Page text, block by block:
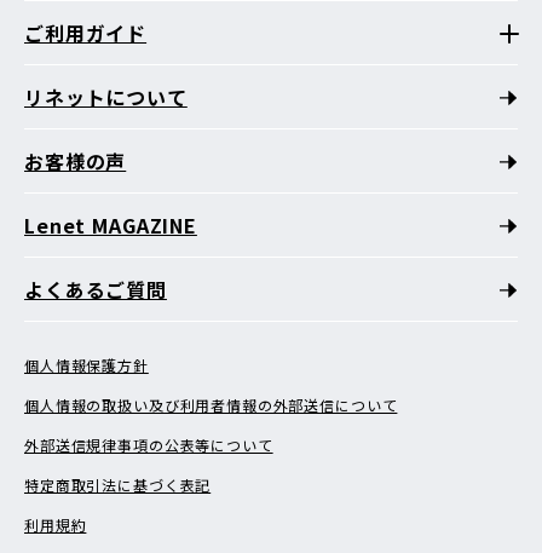
ご利用ガイド
リネットについて
お客様の声
Lenet MAGAZINE
よくあるご質問
個人情報保護方針
個人情報の取扱い及び利用者情報の外部送信について
外部送信規律事項の公表等について
特定商取引法に基づく表記
利用規約